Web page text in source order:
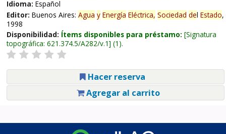
Idioma: Español
Editor: Buenos Aires: Agua y Energía Eléctrica, Sociedad del Estado,
1998
Disponibilidad: Ítems disponibles para préstamo: Signatura
topográfica: 621.374.5/A282/v.1 (1).
Hacer reserva
Agregar al carrito